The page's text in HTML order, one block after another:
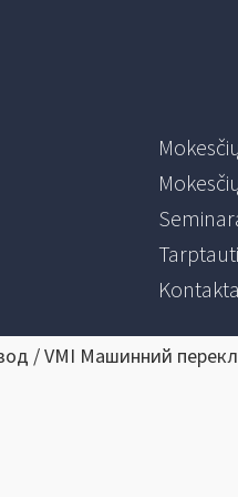
/ VMI Машинний